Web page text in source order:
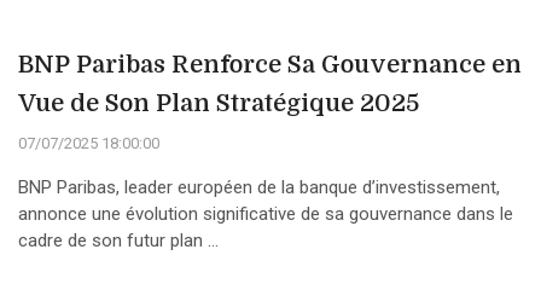
BNP Paribas Renforce Sa Gouvernance en
Vue de Son Plan Stratégique 2025
07/07/2025 18:00:00
BNP Paribas, leader européen de la banque d’investissement,
annonce une évolution significative de sa gouvernance dans le
cadre de son futur plan ...